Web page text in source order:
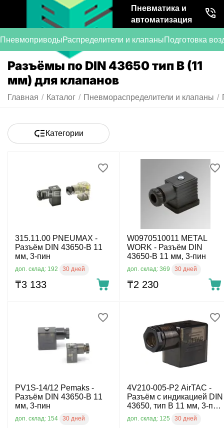
Пневматика и
автоматизация
ПневмоприводыРаспределители и клапаныПодготовка
Разъёмы по DIN 43650 тип B (11
мм) для клапанов
Главная / Каталог / Пневмораспределители и клапаны /
Категории
315.11.00 PNEUMAX -
Разъём DIN 43650-B 11
мм, 3-пин
доп. склад: 192 30 дней
₸3 133
W0970510011 METAL
WORK - Разъём DIN
43650-B 11 мм, 3-пин
доп. склад: 369 30 дней
₸2 230
PV1S-14/12 Pemaks -
Разъём DIN 43650-B 11
мм, 3-пин
доп. склад: 154 30 дней
4V210-005-P2 AirTAC -
Разъём с индикацией DIN
43650, тип B 11 мм, 3-пин,
24-220 V AC
доп. склад: 125 30 дней